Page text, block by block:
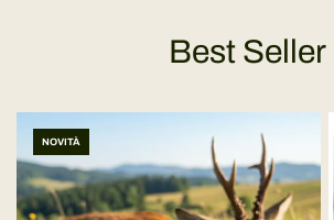
Best Seller
NOVITÀ